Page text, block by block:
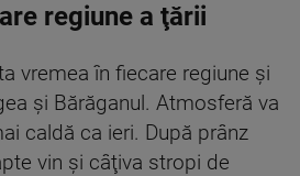
regiune a ţării
vremea în fiecare regiune şi
şi Bărăganul. Atmosferă va
caldă ca ieri. După prânz
vin şi câţiva stropi de